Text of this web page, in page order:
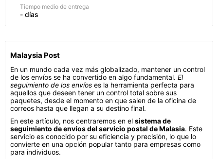
Tiempo medio de entrega
- días
Malaysia Post
En un mundo cada vez más globalizado, mantener un control
de los envíos se ha convertido en algo fundamental. El
seguimiento de los envíos es la herramienta perfecta para
aquellos que deseen tener un control total sobre sus
paquetes, desde el momento en que salen de la oficina de
correos hasta que llegan a su destino final.
En este artículo, nos centraremos en el sistema de
seguimiento de envíos del servicio postal de Malasia. Este
servicio es conocido por su eficiencia y precisión, lo que lo
convierte en una opción popular tanto para empresas como
para individuos.